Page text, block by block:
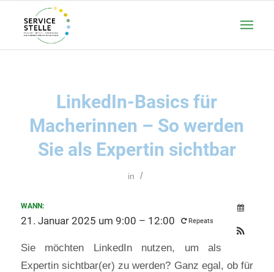
LinkedIn-Basics für
Macherinnen – So werden
Sie als Expertin sichtbar
in /
WANN:
21. Januar 2025 um 9:00 – 12:00 Repeats
Sie möchten LinkedIn nutzen, um als
Expertin sichtbar(er) zu werden? Ganz egal, ob für